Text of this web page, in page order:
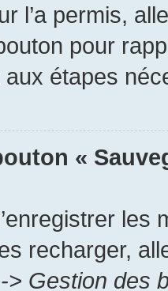
l’a permis,
pour
étapes
«
recharger,
> Gestion des